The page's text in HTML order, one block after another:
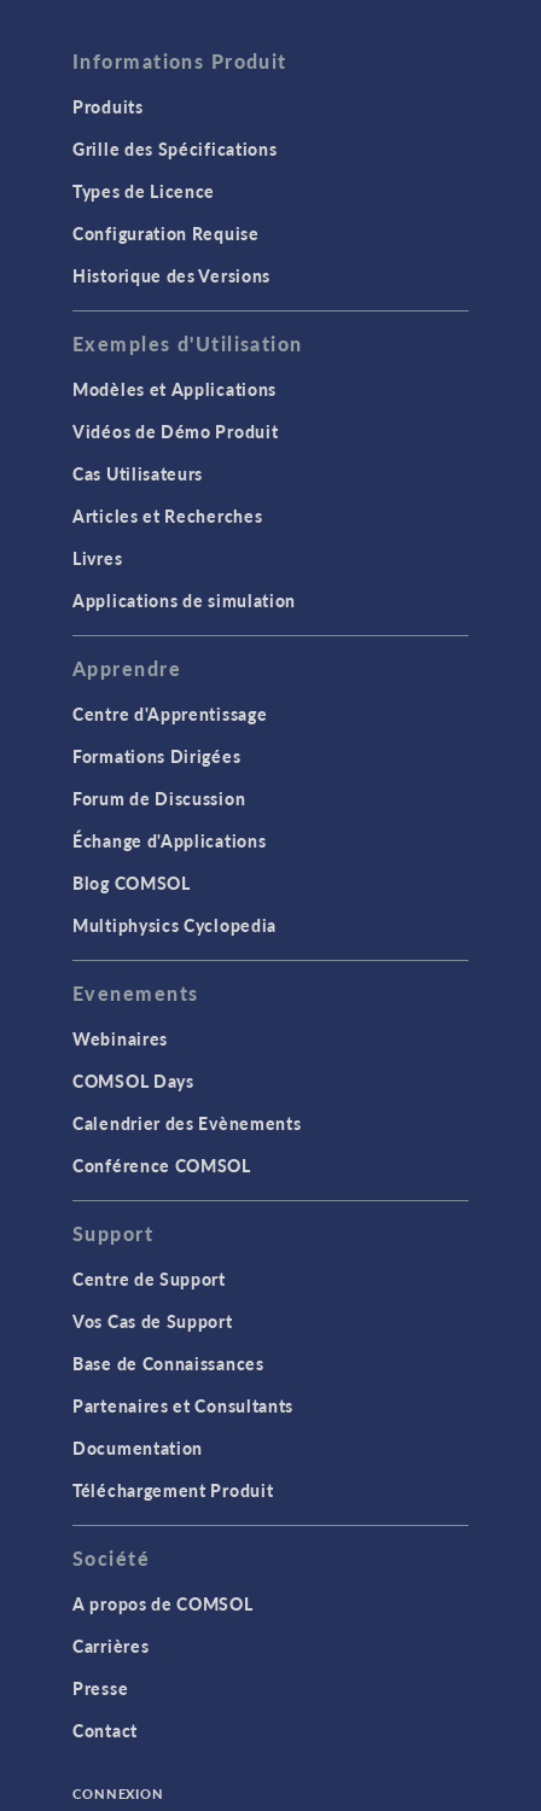
Informations Produit
Produits
Grille des Spécifications
Types de Licence
Configuration Requise
Historique des Versions
Exemples d'Utilisation
Modèles et Applications
Vidéos de Démo Produit
Cas Utilisateurs
Articles et Recherches
Livres
Applications de simulation
Apprendre
Centre d'Apprentissage
Formations Dirigées
Forum de Discussion
Échange d'Applications
Blog COMSOL
Multiphysics Cyclopedia
Evenements
Webinaires
COMSOL Days
Calendrier des Evènements
Conférence COMSOL
Support
Centre de Support
Vos Cas de Support
Base de Connaissances
Partenaires et Consultants
Documentation
Téléchargement Produit
Société
A propos de COMSOL
Carrières
Presse
Contact
CONNEXION